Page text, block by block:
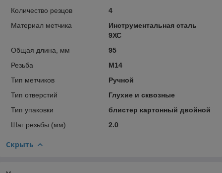
Количество резцов
4
Материал метчика
Инструментальная сталь
9ХС
Общая длина, мм
95
Резьба
М14
Тип метчиков
Ручной
Тип отверстий
Глухие и сквозные
Тип упаковки
блистер картонный двойной
Шаг резьбы (мм)
2.0
Скрыть